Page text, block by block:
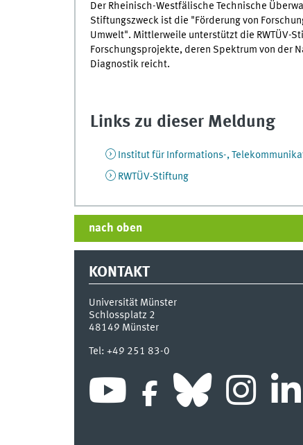
Der Rheinisch-Westfälische Technische
Stiftungszweck ist die "Förderung von
Umwelt". Mittlerweile unterstützt die RWTÜV-
Forschungsprojekte, deren Spektrum von der
Diagnostik reicht.
Links zu dieser Meldung
Institut für Informations-,
RWTÜV-Stiftung
nach oben
KONTAKT
Universität Münster
Schlossplatz 2
48149 Münster
Tel: +49 251 83-0